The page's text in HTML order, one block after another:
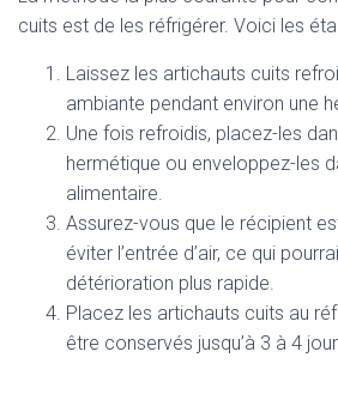
cuits est de les réfrigérer. Voici les
Laissez les artichauts cuits
ambiante pendant environ une
Une fois refroidis, placez-les
hermétique ou enveloppez-les
alimentaire.
Assurez-vous que le récipient
éviter l’entrée d’air, ce qui
détérioration plus rapide.
Placez les artichauts cuits au
être conservés jusqu’à 3 à 4